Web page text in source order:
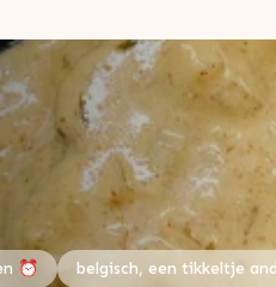
⏰
belgisch, een tikkeltje